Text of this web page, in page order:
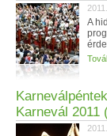
A
Karnevál 2011